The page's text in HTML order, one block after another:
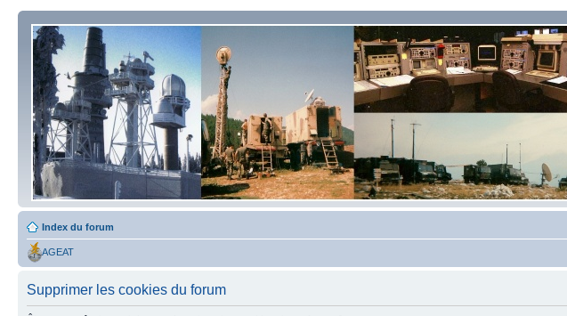
Index du forum
AGEAT
Supprimer les cookies du forum